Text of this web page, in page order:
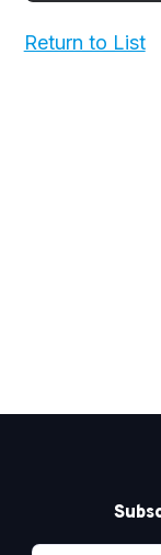
Return to List